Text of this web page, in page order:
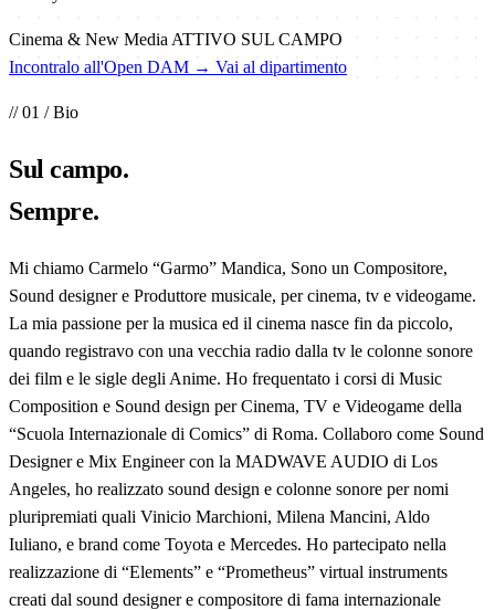
Cinema & New Media ATTIVO SUL CAMPO
Incontralo all'Open DAM → Vai al dipartimento
// 01 / Bio
Sulcampo.
Sempre.
Mi chiamo Carmelo “Garmo” Mandica, Sono un Compositore,
Sound designer e Produttore musicale, per cinema, tv e videogame.
La mia passione per la musica ed il cinema nasce fin da piccolo,
quando registravo con una vecchia radio dalla tv le colonne sonore
dei film e le sigle degli Anime. Ho frequentato i corsi di Music
Composition e Sound design per Cinema, TV e Videogame della
“Scuola Internazionale di Comics” di Roma. Collaboro come Sound
Designer e Mix Engineer con la MADWAVE AUDIO di Los
Angeles, ho realizzato sound design e colonne sonore per nomi
pluripremiati quali Vinicio Marchioni, Milena Mancini, Aldo
Iuliano, e brand come Toyota e Mercedes. Ho partecipato nella
realizzazione di “Elements” e “Prometheus” virtual instruments
creati dal sound designer e compositore di fama internazionale